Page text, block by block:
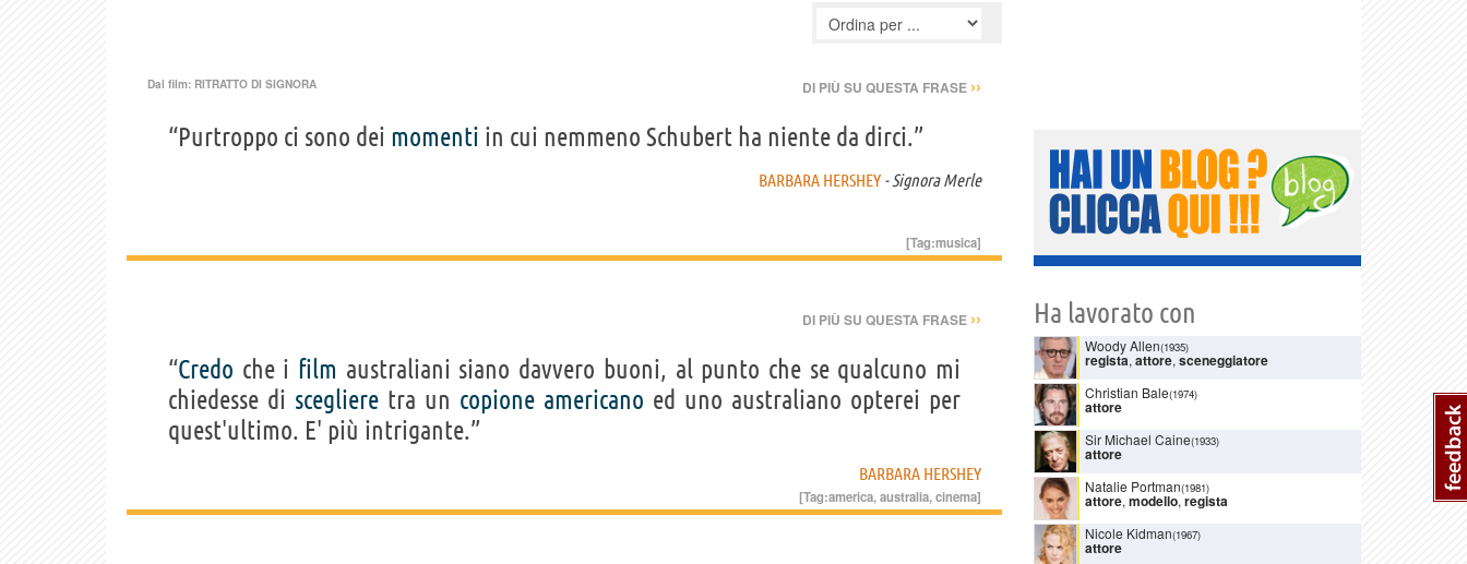
Dal film: RITRATTO DI SIGNORA DI PIÙ SU QUESTA FRASE ››
“Purtroppo ci sono dei momenti in cui nemmeno Schubert ha niente da dirci.”
BARBARA HERSHEY - Signora Merle
[Tag:musica]
DI PIÙ SU QUESTA FRASE ››
“Credo che i film australiani siano davvero buoni, al punto che se qualcuno mi
chiedesse di scegliere tra un copione americano ed uno australiano opterei per
quest'ultimo. E' più intrigante.”
BARBARA HERSHEY
[Tag:america,australia,cinema]
Ha lavorato con
Woody Allen(1935)
regista, attore, sceneggiatore
Christian Bale(1974)
attore
Sir Michael Caine(1933)
attore
Natalie Portman(1981)
attore, modello,regista
Nicole Kidman(1967)
attore